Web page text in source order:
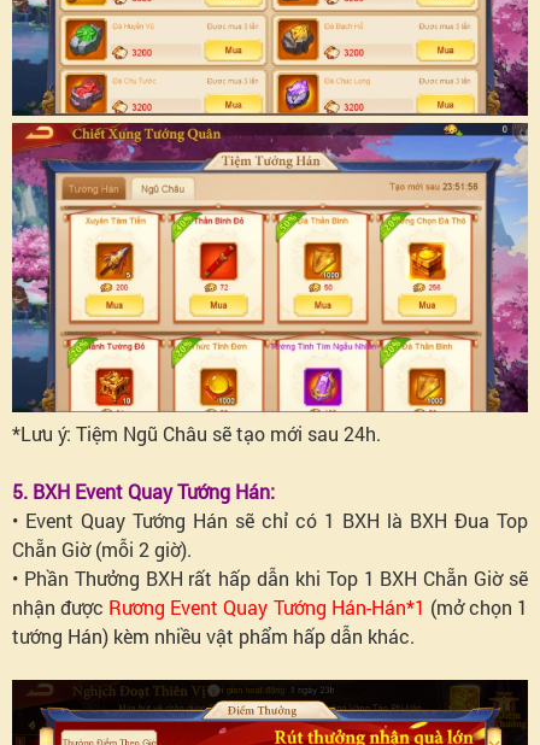
*Lưu ý: Tiệm Ngũ Châu sẽ tạo mới sau 24h.
5. BXH Event Quay Tướng Hán:
• Event Quay Tướng Hán sẽ chỉ có 1 BXH là BXH Đua Top
Chẵn Giờ (mỗi 2 giờ).
• Phần Thưởng BXH rất hấp dẫn khi Top 1 BXH Chẵn Giờ sẽ
nhận được Rương Event Quay Tướng Hán-Hán*1 (mở chọn 1
tướng Hán) kèm nhiều vật phẩm hấp dẫn khác.